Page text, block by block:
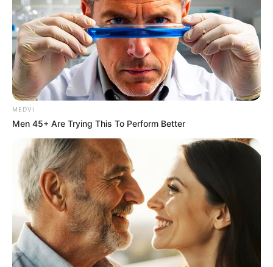
28 DE MAYO DE 2026